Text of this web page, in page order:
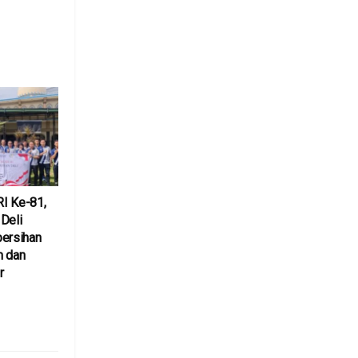
Ke-81,
dan